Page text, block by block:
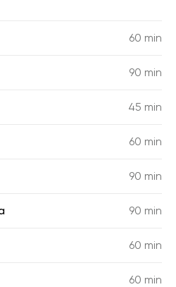
60 min
90 min
45 min
60 min
90 min
90 min
60 min
60 min